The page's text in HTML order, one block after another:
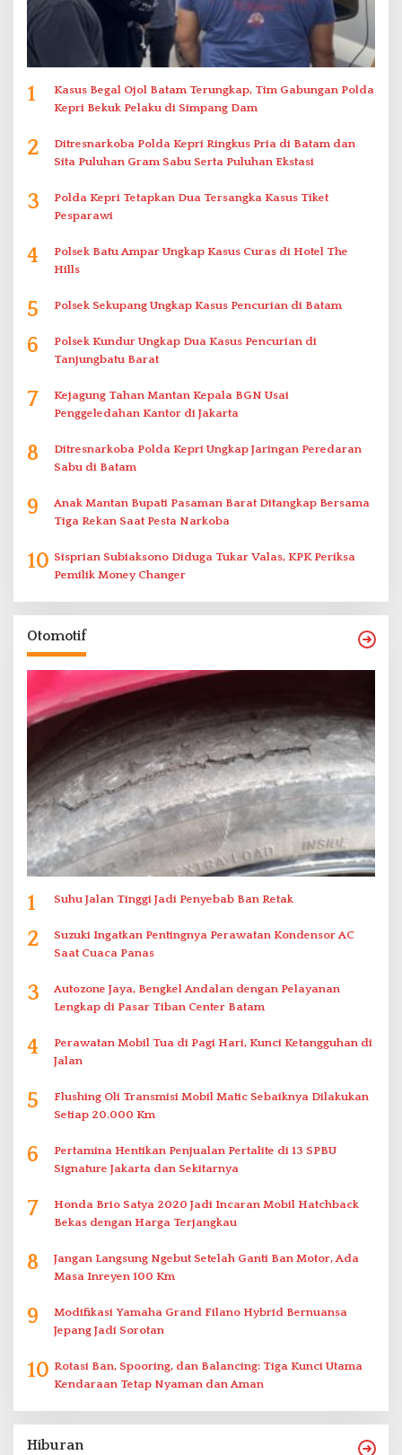
1
Kasus Begal Ojol Batam Terungkap, Tim Gabungan Polda
Kepri Bekuk Pelaku di Simpang Dam
2
Ditresnarkoba Polda Kepri Ringkus Pria di Batam dan
Sita Puluhan Gram Sabu Serta Puluhan Ekstasi
3
Polda Kepri Tetapkan Dua Tersangka Kasus Tiket
Pesparawi
4
Polsek Batu Ampar Ungkap Kasus Curas di Hotel The
Hills
5 Polsek Sekupang Ungkap Kasus Pencurian di Batam
6
Polsek Kundur Ungkap Dua Kasus Pencurian di
Tanjungbatu Barat
7
Kejagung Tahan Mantan Kepala BGN Usai
Penggeledahan Kantor di Jakarta
8
Ditresnarkoba Polda Kepri Ungkap Jaringan Peredaran
Sabu di Batam
9
Anak Mantan Bupati Pasaman Barat Ditangkap Bersama
Tiga Rekan Saat Pesta Narkoba
10 Sisprian Subiaksono Diduga Tukar Valas, KPK Periksa
Pemilik Money Changer
Otomotif
1 Suhu Jalan Tinggi Jadi Penyebab Ban Retak
2
Suzuki Ingatkan Pentingnya Perawatan Kondensor AC
Saat Cuaca Panas
3
Autozone Jaya, Bengkel Andalan dengan Pelayanan
Lengkap di Pasar Tiban Center Batam
4
Perawatan Mobil Tua di Pagi Hari, Kunci Ketangguhan di
Jalan
5
Flushing Oli Transmisi Mobil Matic Sebaiknya Dilakukan
Setiap 20.000 Km
6
Pertamina Hentikan Penjualan Pertalite di 13 SPBU
Signature Jakarta dan Sekitarnya
7
Honda Brio Satya 2020 Jadi Incaran Mobil Hatchback
Bekas dengan Harga Terjangkau
8
Jangan Langsung Ngebut Setelah Ganti Ban Motor, Ada
Masa Inreyen 100 Km
9
Modifikasi Yamaha Grand Filano Hybrid Bernuansa
Jepang Jadi Sorotan
10 Rotasi Ban, Spooring, dan Balancing: Tiga Kunci Utama
Kendaraan Tetap Nyaman dan Aman
Hiburan